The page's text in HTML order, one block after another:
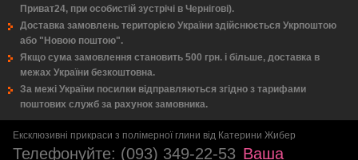
Приват24, при особистій зустрічі в Чернігові).
Доставка замовлень територією України здійснюється Укрпоштою
або "Новою поштою".
Якщо сума замовлення становить 500 грн. і більше, доставка в
межах України безкоштовна.
За межі України посилки відправляються згідно з тарифами
поштових служб за рахунок замовника.
Ексклюзивні прикраси з полімерної глини від Катерини Жибер
Телефонуйте: (093) 349-22-53 Ваша